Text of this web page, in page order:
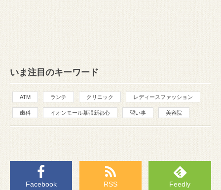
いま注目のキーワード
ATM ランチ クリニック レディースファッション
歯科 イオンモール幕張新都心 習い事 美容院
Facebook RSS Feedly